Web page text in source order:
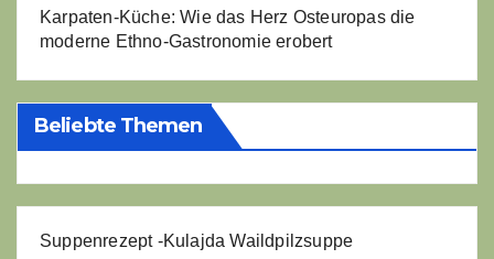
Karpaten-Küche: Wie das Herz Osteuropas die
moderne Ethno-Gastronomie erobert
Beliebte Themen
Suppenrezept -Kulajda Waildpilzsuppe